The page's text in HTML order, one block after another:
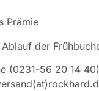
Prämie
der
(0231-56 20 14